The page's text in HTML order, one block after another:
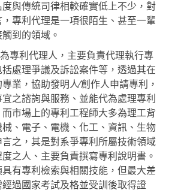
與傳統司律相較確實低上不少，對
專利代理是一項很陌生、甚至一輩
到的領域。
利代理人，主要負責代理執行專
處理爭議及訴訟案件等，透過其在
業，協助發明人∕創作人申請專利，
之諮詢與服務、並能代為處理專利
市場上的專利工程師大多為理工背
、電子、電機、化工、資訊、生物
之，其是對系爭專利所屬技術領域
之人、主要負責撰寫專利說明書。
有專利檢索與相關技能，但最大差
過國家考試及格並受訓後取得證